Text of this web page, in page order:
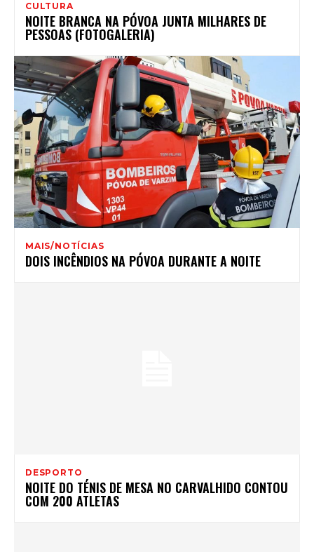
CULTURA
NOITE BRANCA NA PÓVOA JUNTA MILHARES DE
PESSOAS (FOTOGALERIA)
MAIS/NOTÍCIAS
DOIS INCÊNDIOS NA PÓVOA DURANTE A NOITE
DESPORTO
NOITE DO TÉNIS DE MESA NO CARVALHIDO CONTOU
COM 200 ATLETAS